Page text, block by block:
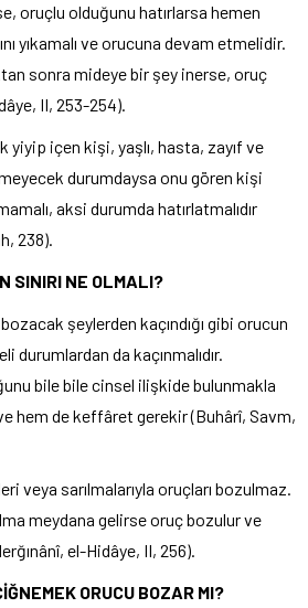
oruçlu olduğunu hatırlarsa hemen
yıkamalı ve orucuna devam etmelidir.
sonra mideye bir şey inerse, oruç
II, 253-254).
yiyip içen kişi, yaşlı, hasta, zayıf ve
durumdaysa onu gören kişi
aksi durumda hatırlatmalıdır
238).
SINIRI NE OLMALI?
şeylerden kaçındığı gibi orucun
durumlardan da kaçınmalıdır.
bile bile cinsel ilişkide bulunmakla
hem de keffâret gerekir (Buhârî, Savm,
veya sarılmalarıyla oruçları bozulmaz.
meydana gelirse oruç bozulur ve
el-Hidâye, II, 256).
ORUCU BOZAR MI?